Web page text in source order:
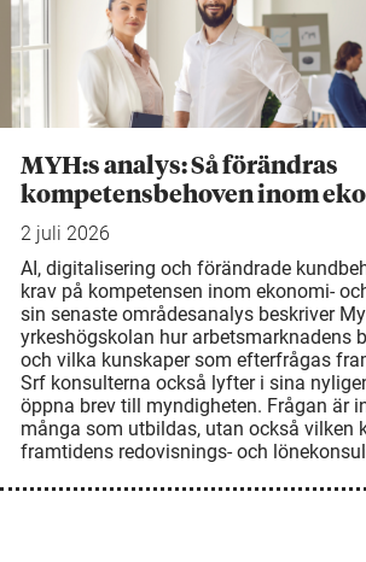
MYH:s analys: Så förändras
kompetensbehoven inom
2 juli 2026
AI, digitalisering och förändrade
krav på kompetensen inom ekonomi-
sin senaste områdesanalys beskriver
yrkeshögskolan hur arbetsmarknadens
och vilka kunskaper som efterfrågas
Srf konsulterna också lyfter i sina
öppna brev till myndigheten. Frågan är
många som utbildas, utan också vilken
framtidens redovisnings- och